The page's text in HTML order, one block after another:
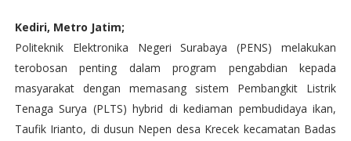
Kediri, Metro Jatim;
Politeknik Elektronika Negeri Surabaya (PENS) melakukan
terobosan penting dalam program pengabdian kepada
masyarakat dengan memasang sistem Pembangkit Listrik
Tenaga Surya (PLTS) hybrid di kediaman pembudidaya ikan,
Taufik Irianto, di dusun Nepen desa Krecek kecamatan Badas